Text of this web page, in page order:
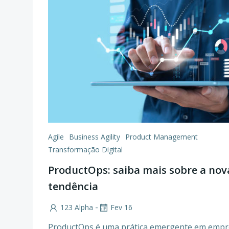
Agile Business Agility Product Management
Transformação Digital
ProductOps: saiba mais sobre a
tendência
123 Alpha - Fev 16